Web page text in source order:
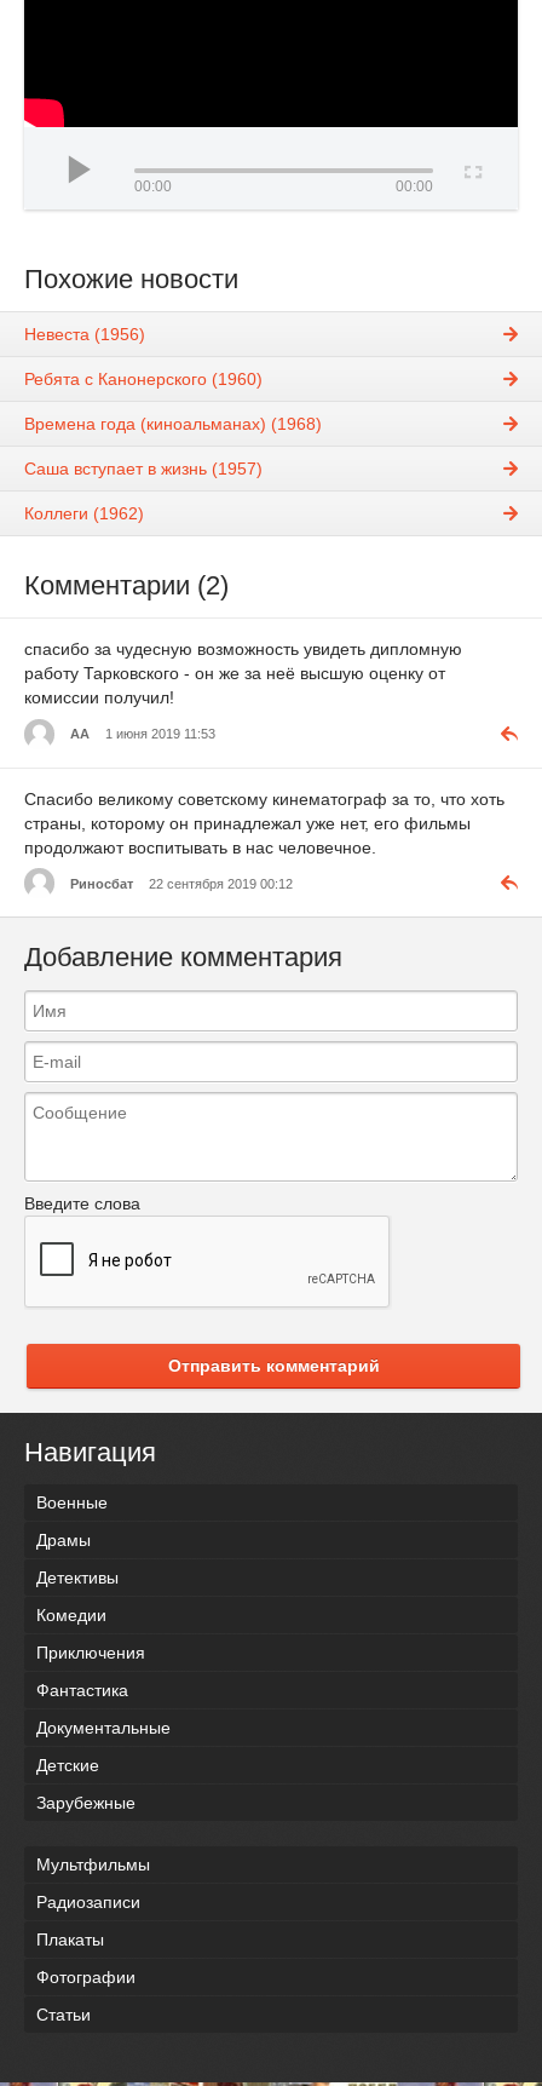
00:00 00:00
Похожие новости
Невеста (1956)
Ребята с Канонерского (1960)
Времена года (киноальманах) (1968)
Саша вступает в жизнь (1957)
Коллеги (1962)
Комментарии (2)
спасибо за чудесную возможность увидеть дипломную
работу Тарковского - он же за неё высшую оценку от
комиссии получил!
АА 1 июня 2019 11:53
Спасибо великому советскому кинематограф за то, что хоть
страны, которому он принадлежал уже нет, его фильмы
продолжают воспитывать в нас человечное.
Риносбат 22 сентября 2019 00:12
Добавление комментария
Введите слова
Отправить комментарий
Навигация
Военные
Драмы
Детективы
Комедии
Приключения
Фантастика
Документальные
Детские
Зарубежные
Мультфильмы
Радиозаписи
Плакаты
Фотографии
Статьи